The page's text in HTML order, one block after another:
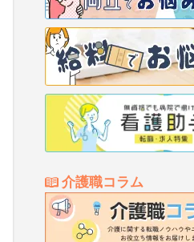
介護職コラム